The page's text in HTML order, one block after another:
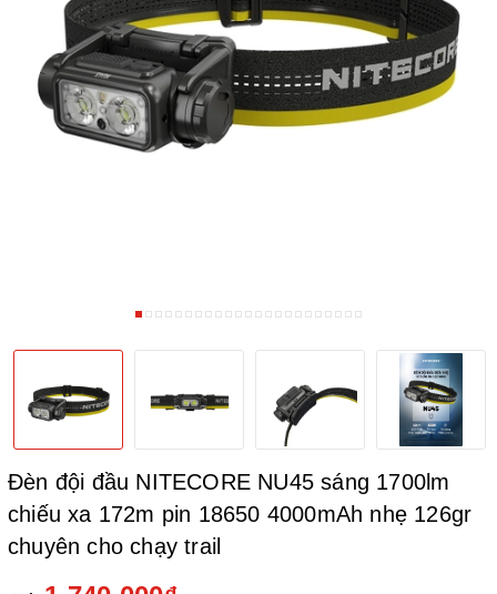
Đèn đội đầu NITECORE NU45 sáng 1700lm
chiếu xa 172m pin 18650 4000mAh nhẹ 126gr
chuyên cho chạy trail